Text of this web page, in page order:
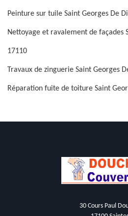
Peinture sur tuile Saint Georges De
Nettoyage et ravalement de façades
17110
Travaux de zinguerie Saint Georges
Réparation fuite de toiture Saint
30 Cours Paul